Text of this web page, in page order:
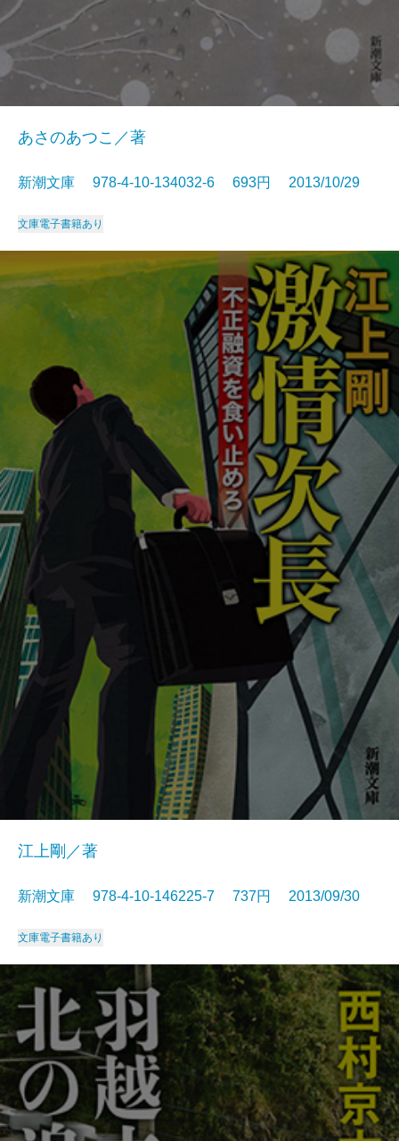
あさのあつこ／著
新潮文庫 978-4-10-134032-6 693円 2013/10/29
文庫電子書籍あり
江上剛／著
新潮文庫 978-4-10-146225-7 737円 2013/09/30
文庫電子書籍あり